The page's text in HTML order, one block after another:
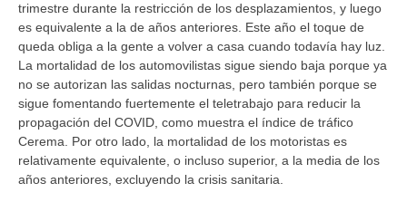
trimestre durante la restricción de los desplazamientos, y luego
es equivalente a la de años anteriores. Este año el toque de
queda obliga a la gente a volver a casa cuando todavía hay luz.
La mortalidad de los automovilistas sigue siendo baja porque ya
no se autorizan las salidas nocturnas, pero también porque se
sigue fomentando fuertemente el teletrabajo para reducir la
propagación del COVID, como muestra el índice de tráfico
Cerema. Por otro lado, la mortalidad de los motoristas es
relativamente equivalente, o incluso superior, a la media de los
años anteriores, excluyendo la crisis sanitaria.